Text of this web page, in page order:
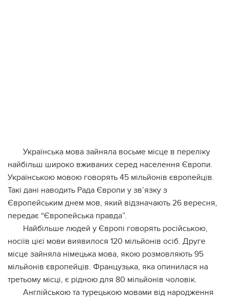
Українська мова зайняла восьме місце в переліку
найбільш широко вживаних серед населення Європи.
Українською мовою говорять 45 мільйонів європейців.
Такі дані наводить Рада Європи у зв’язку з
Європейським днем мов, який відзначають 26 вересня,
передає “Європейська правда”.
Найбільше людей у Європі говорять російською,
носіїв цієї мови виявилося 120 мільйонів осіб. Друге
місце зайняла німецька мова, якою розмовляють 95
мільйонів європейців. Французька, яка опинилася на
третьому місці, є рідною для 80 мільйонів чоловік.
Англійською та турецькою мовами від народження